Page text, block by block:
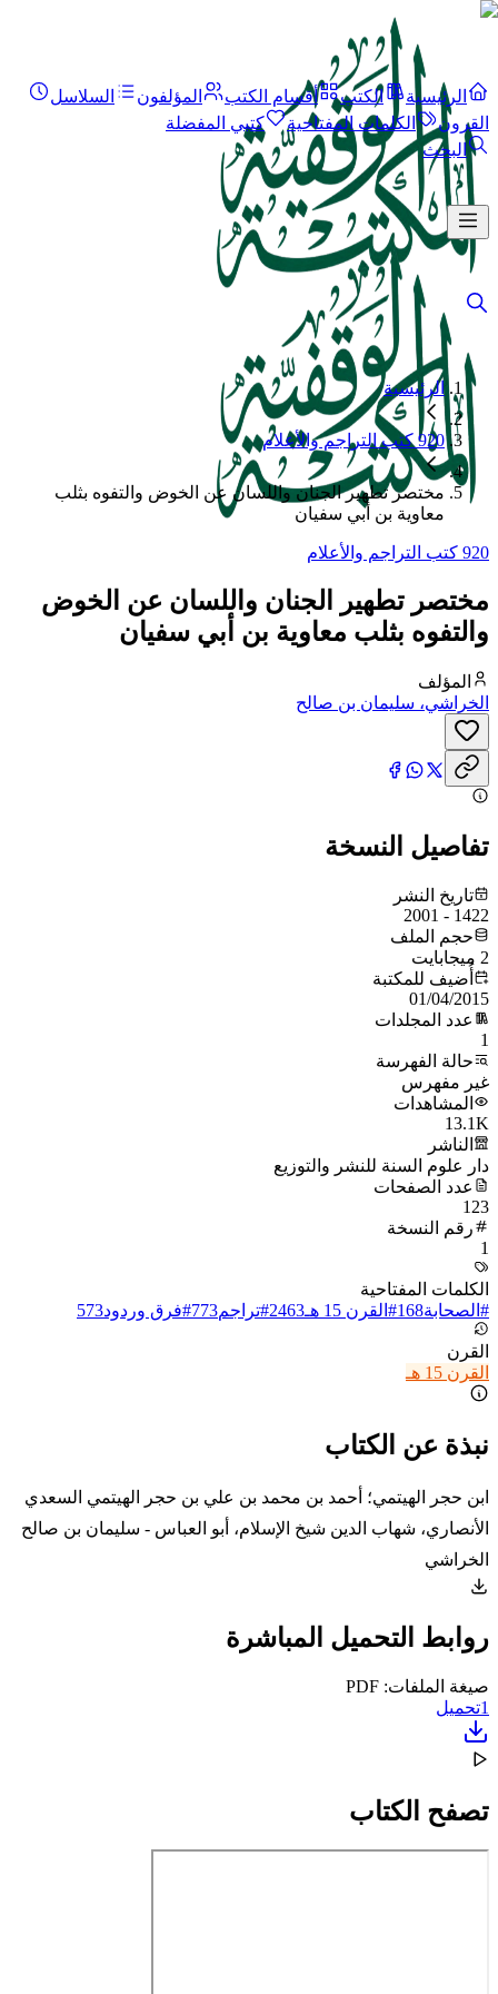
الرئيسية الكتب أقسام الكتب المؤلفون
السلاسل
القرون
الكلمات المفتاحية
كتبي المفضلة
البحث
الرئيسية
920 كتب التراجم والأعلام
مختصر تطهير الجنان واللسان عن الخوض والتفوه بثلب
معاوية بن أبي سفيان
920 كتب التراجم والأعلام
مختصر تطهير الجنان واللسان عن الخوض
والتفوه بثلب معاوية بن أبي سفيان
المؤلف
الخراشي، سليمان بن صالح
تفاصيل النسخة
تاريخ النشر
1422 - 2001
حجم الملف
2 ميجابايت
أُضيف للمكتبة
01/04/2015
عدد المجلدات
1
حالة الفهرسة
غير مفهرس
المشاهدات
13.1K
الناشر
دار علوم السنة للنشر والتوزيع
عدد الصفحات
123
رقم النسخة
1
الكلمات المفتاحية
# الصحابة168
# القرن 15 هـ 2463
#تراجم773
#فرق وردود573
القرن
القرن 15 هـ
نبذة عن الكتاب
ابن حجر الهيتمي؛ أحمد بن محمد بن علي بن حجر الهيتمي السعدي
الأنصاري، شهاب الدين شيخ الإسلام، أبو العباس - سليمان بن صالح
الخراشي
روابط التحميل المباشرة
صيغة الملفات: PDF
1تحميل
تصفح الكتاب